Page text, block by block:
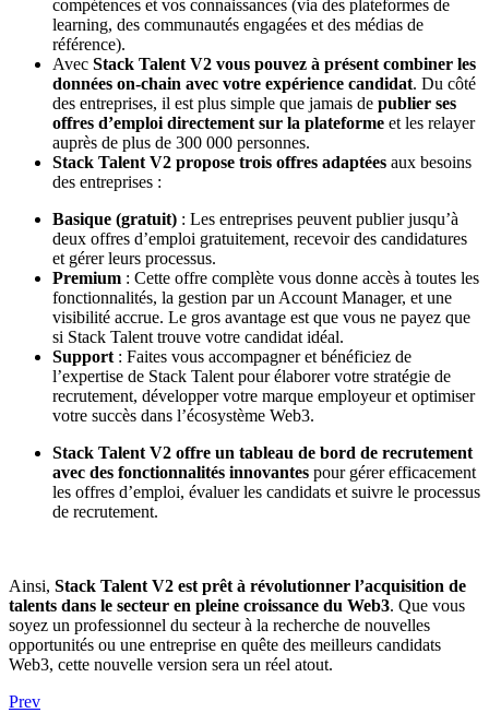
compétences et vos connaissances (via des plateformes de
learning, des communautés engagées et des médias de
référence).
Avec Stack Talent V2 vous pouvez à présent combiner les
données on-chain avec votre expérience candidat. Du côté
des entreprises, il est plus simple que jamais de publier ses
offres d’emploi directement sur la plateforme et les relayer
auprès de plus de 300 000 personnes.
Stack Talent V2 propose trois offres adaptées aux besoins
des entreprises :
Basique (gratuit) : Les entreprises peuvent publier jusqu’à
deux offres d’emploi gratuitement, recevoir des candidatures
et gérer leurs processus.
Premium : Cette offre complète vous donne accès à toutes les
fonctionnalités, la gestion par un Account Manager, et une
visibilité accrue. Le gros avantage est que vous ne payez que
si Stack Talent trouve votre candidat idéal.
Support : Faites vous accompagner et bénéficiez de
l’expertise de Stack Talent pour élaborer votre stratégie de
recrutement, développer votre marque employeur et optimiser
votre succès dans l’écosystème Web3.
Stack Talent V2 offre un tableau de bord de recrutement
avec des fonctionnalités innovantes pour gérer efficacement
les offres d’emploi, évaluer les candidats et suivre le processus
de recrutement.
Ainsi, Stack Talent V2 est prêt à révolutionner l’acquisition de
talents dans le secteur en pleine croissance du Web3. Que vous
soyez un professionnel du secteur à la recherche de nouvelles
opportunités ou une entreprise en quête des meilleurs candidats
Web3, cette nouvelle version sera un réel atout.
Prev